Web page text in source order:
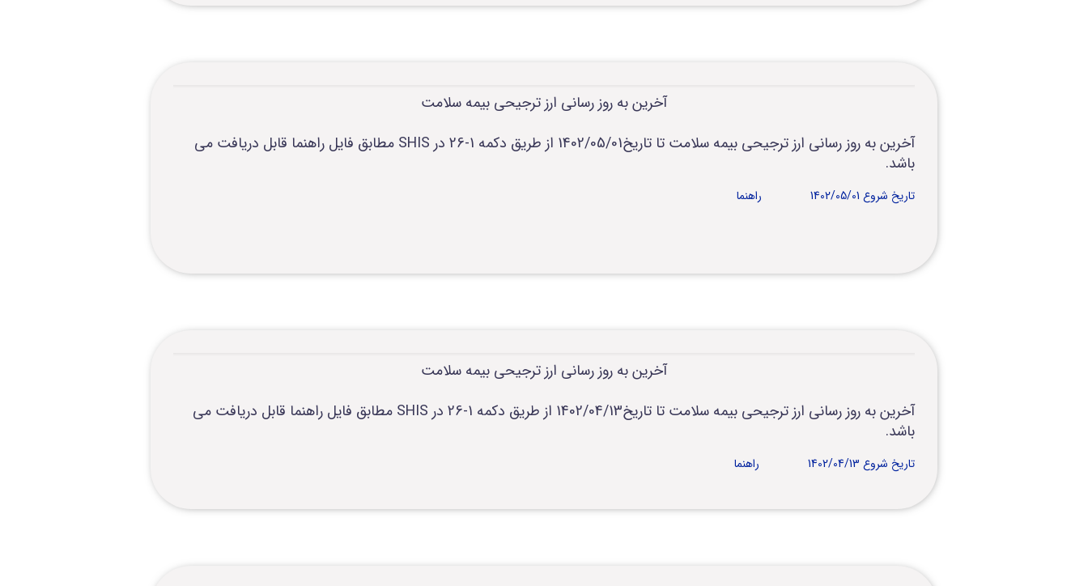
آخرین به روز رسانی ارز ترجیحی بیمه سلامت
آخرین به روز رسانی ارز ترجیحی بیمه سلامت تا تاریخ1402/05/01 از طریق دکمه 1-26 در SHIS مطابق فایل راهنما قابل دریافت می
باشد.
تاریخ شروع 1402/05/01 راهنما
آخرین به روز رسانی ارز ترجیحی بیمه سلامت
آخرین به روز رسانی ارز ترجیحی بیمه سلامت تا تاریخ1402/04/13 از طریق دکمه 1-26 در SHIS مطابق فایل راهنما قابل دریافت می
باشد.
تاریخ شروع 1402/04/13 راهنما